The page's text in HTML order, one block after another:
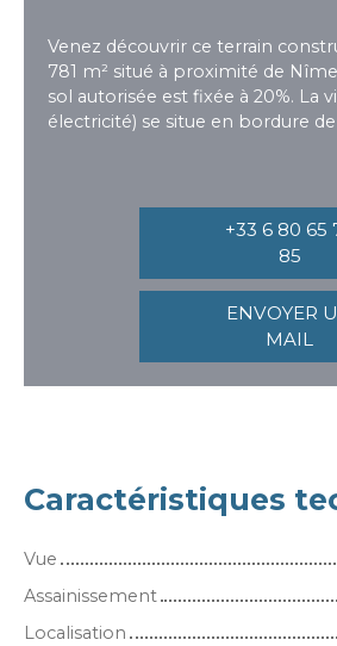
Venez découvrir ce terrain
781 m² situé à proximité de
sol autorisée est fixée à 20%. La
électricité) se situe en bordure
+33 6 80 65
85
ENVOYER
MAIL
Caractéristiques
Vue
Assainissement
Localisation